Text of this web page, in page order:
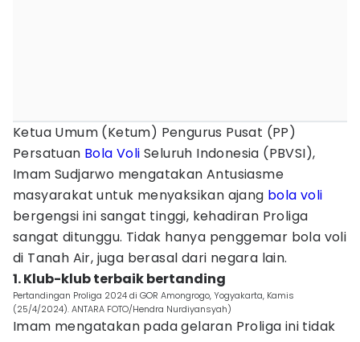
Ketua Umum (Ketum) Pengurus Pusat (PP)
Persatuan Bola Voli Seluruh Indonesia (PBVSI),
Imam Sudjarwo mengatakan Antusiasme
masyarakat untuk menyaksikan ajang bola voli
bergengsi ini sangat tinggi, kehadiran Proliga
sangat ditunggu. Tidak hanya penggemar bola voli
di Tanah Air, juga berasal dari negara lain.
1. Klub-klub terbaik bertanding
Pertandingan Proliga 2024 di GOR Amongrogo, Yogyakarta, Kamis
(25/4/2024). ANTARA FOTO/Hendra Nurdiyansyah)
Imam mengatakan pada gelaran Proliga ini tidak